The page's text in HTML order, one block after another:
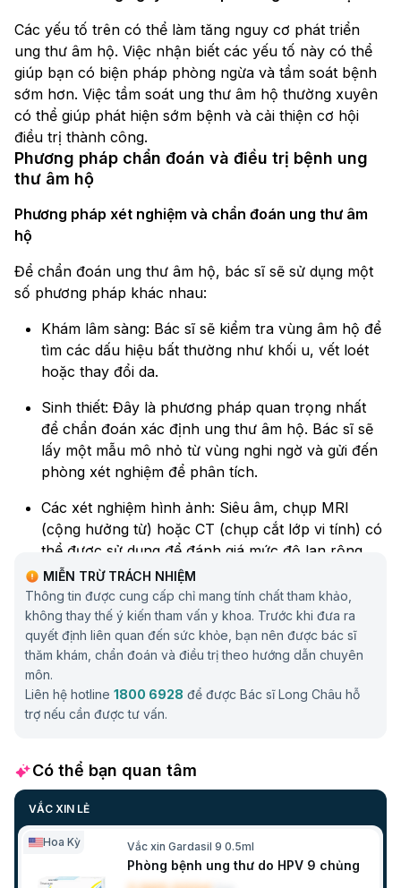
Các yếu tố trên có thể làm tăng nguy cơ phát triển
ung thư âm hộ. Việc nhận biết các yếu tố này có thể
giúp bạn có biện pháp phòng ngừa và tầm soát bệnh
sớm hơn. Việc tầm soát ung thư âm hộ thường xuyên
có thể giúp phát hiện sớm bệnh và cải thiện cơ hội
điều trị thành công.
Phương pháp chẩn đoán và điều trị bệnh ung
thư âm hộ
Phương pháp xét nghiệm và chẩn đoán ung thư âm
hộ
Để chẩn đoán ung thư âm hộ, bác sĩ sẽ sử dụng một
số phương pháp khác nhau:
Khám lâm sàng: Bác sĩ sẽ kiểm tra vùng âm hộ để
tìm các dấu hiệu bất thường như khối u, vết loét
hoặc thay đổi da.
Sinh thiết: Đây là phương pháp quan trọng nhất
để chẩn đoán xác định ung thư âm hộ. Bác sĩ sẽ
lấy một mẫu mô nhỏ từ vùng nghi ngờ và gửi đến
phòng xét nghiệm để phân tích.
Các xét nghiệm hình ảnh: Siêu âm, chụp MRI
(cộng hưởng từ) hoặc CT (chụp cắt lớp vi tính) có
thể được sử dụng để đánh giá mức độ lan rộng
của ung thư, xác định xem ung thư đã lan đến các
hạch bạch huyết hoặc các cơ quan khác hay
chưa.
Phương pháp điều trị ung thư âm hộ hiệu quả
MIỄN TRỪ TRÁCH NHIỆM
Thông tin được cung cấp chỉ mang tính chất tham khảo,
không thay thế ý kiến tham vấn y khoa. Trước khi đưa ra
quyết định liên quan đến sức khỏe, bạn nên được bác sĩ
thăm khám, chẩn đoán và điều trị theo hướng dẫn chuyên
môn.
Liên hệ hotline 1800 6928 để được Bác sĩ Long Châu hỗ
trợ nếu cần được tư vấn.
Có thể bạn quan tâm
VẮC XIN LẺ
Hoa Kỳ Vắc xin Gardasil 9 0.5ml
Phòng bệnh ung thư do HPV 9 chủng